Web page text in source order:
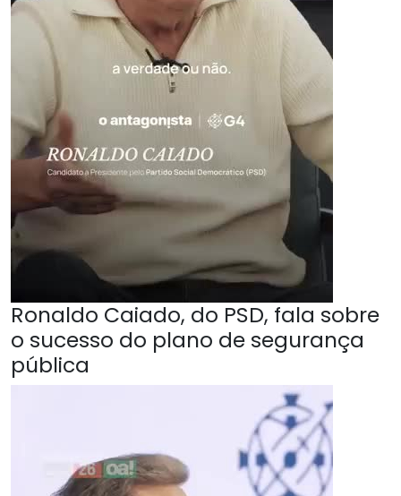
Ronaldo Caiado, do PSD, fala sobre
o sucesso do plano de segurança
pública